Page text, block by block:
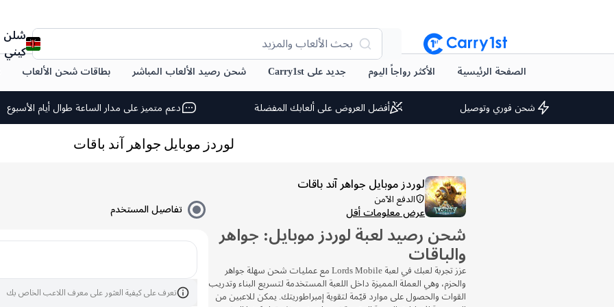
بحث الألعاب والمزيد
شلن
كيني
الصفحة الرئيسية الأكثر رواجاً اليوم جديد على Carry1st شحن رصيد الألعاب المباشر بطاقات شحن الألعاب
شحن فوري وتوصيل أفضل العروض على ألعابك المفضلة دعم متميز على مدار الساعة طوال أيام الأسبوع
لوردز موبايل جواهر آند باقات
لوردز موبايل جواهر آند باقات
الدفع الآمن
عرض معلومات أقل
شحن رصيد لعبة لوردز موبايل: جواهر
والباقات
عزز تجربة لعبك في لعبة Lords Mobile مع عمليات شحن سهلة جواهر
والحزم، وهي العملة المميزة داخل اللعبة المستخدمة لتسريع البناء وتدريب
القوات والحصول على موارد قيّمة لتقوية إمبراطوريتك. يمكن للاعبين من
تفاصيل المستخدم
تعرف على كيفية العثور على معرف اللاعب الخاص بك